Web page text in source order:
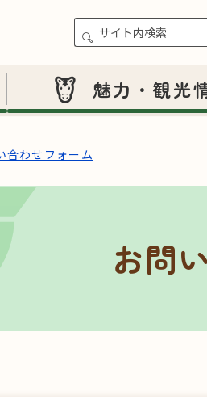
魅力・観光
合わせフォーム
お問